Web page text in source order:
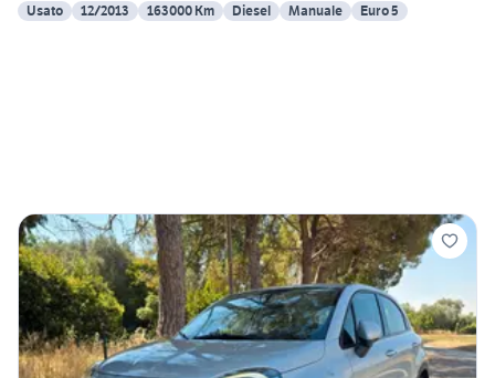
Usato
12/2013 163000 Km Diesel Manuale Euro 5